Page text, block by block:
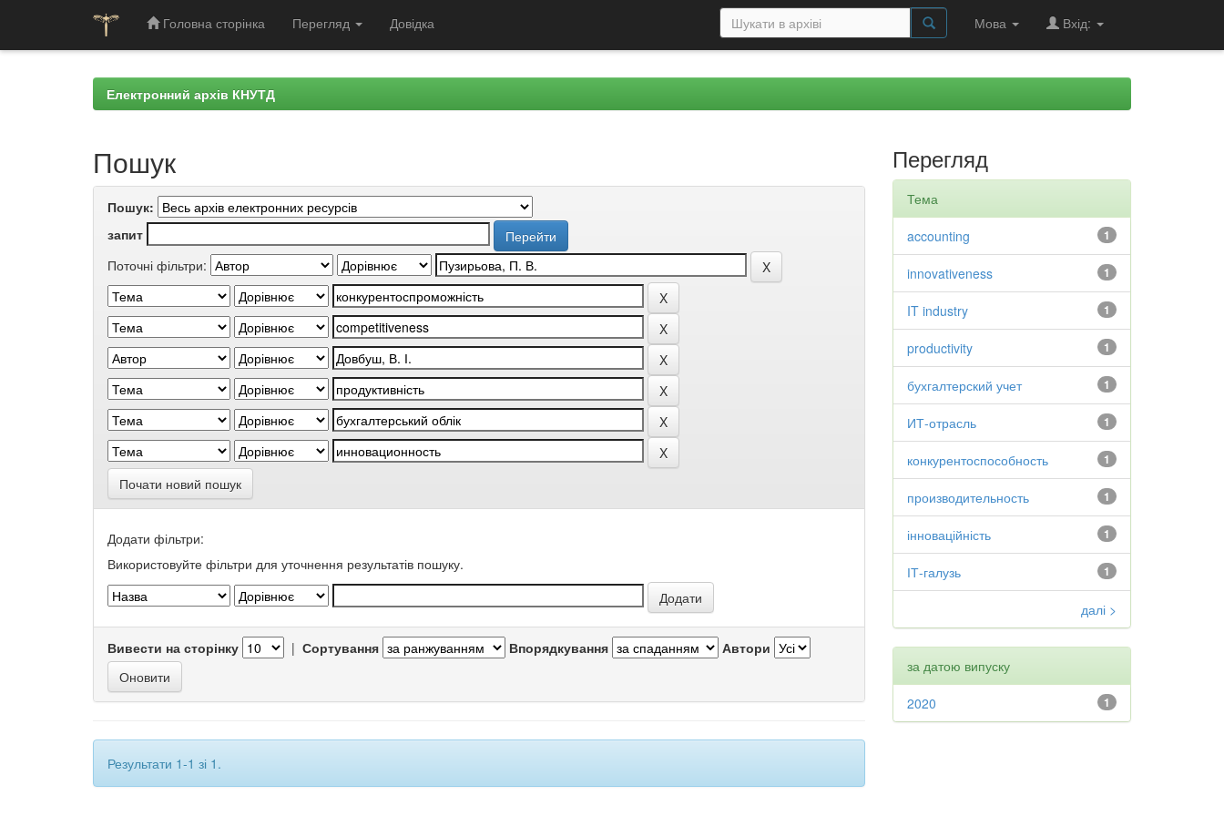
Головна сторінка Перегляд Довідка Мова Вхід:
Електронний архів КНУТД
Пошук
Пошук:
запит
Поточні фільтри:
Почати новий пошук
Додати фільтри:
Використовуйте фільтри для уточнення результатів пошуку.
Вивести на сторінку | Сортування Впорядкування Автори
Результати 1-1 зі 1.
Перегляд
Тема
1
accounting
1
innovativeness
1
IT industry
1
productivity
1
бухгалтерский учет
1
ИТ-отрасль
1
конкурентоспособность
1
производительность
1
інноваційність
1
ІТ-галузь
далі >
за датою випуску
1
2020